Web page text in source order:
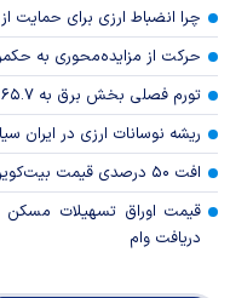
چرا انضباط ارزی برای حمایت
حرکت از مزایده‌محوری به
تورم فصلی بخش برق به ۶۵.۷ درصد رسید
ریشه نوسانات ارزی در ایران
افت ۵۰ درصدی قیمت بیت‌کوین؛ فرصت خرید یا آغاز دوره نزولی؟
قیمت اوراق تسهیلات
دریافت وام